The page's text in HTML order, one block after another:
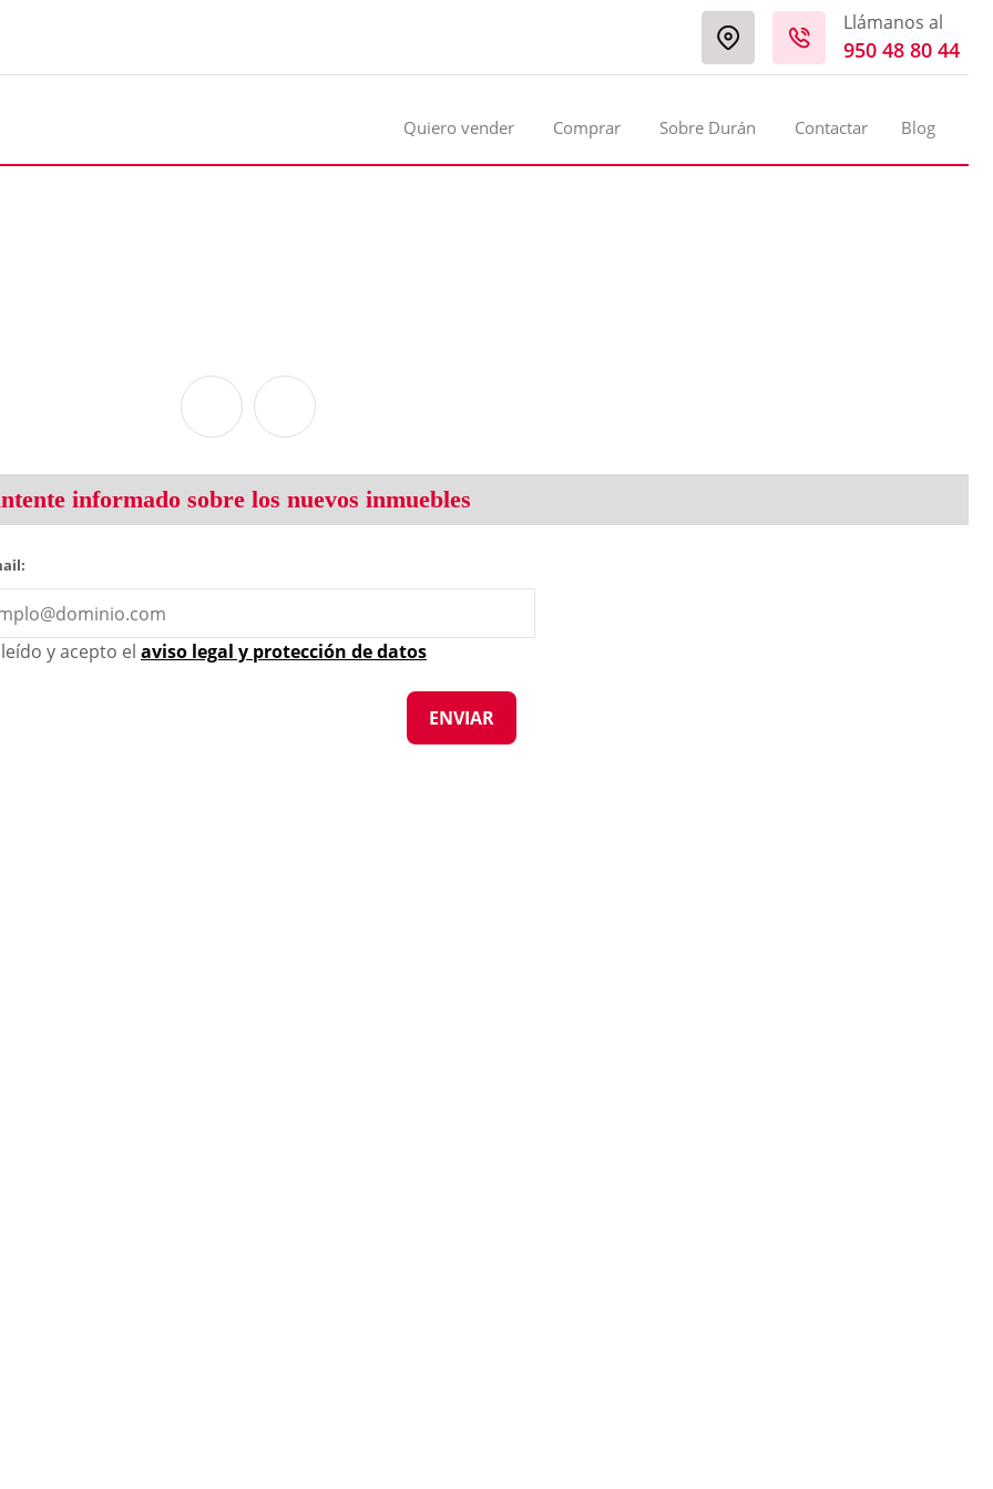
Llámanos al
950 48 80 44
Quiero vender Comprar Sobre Durán Contactar Blog
informado sobre los nuevos inmuebles
y acepto el aviso legal y protección de datos